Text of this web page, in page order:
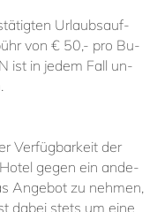
Ur­laubsauf­
von € 50,- pro Bu­
ist in je­dem Fall un­
Ver­füg­bar­keit der
ge­gen ein an­de­
An­ge­bot zu neh­men,
da­bei stets um ei­ne